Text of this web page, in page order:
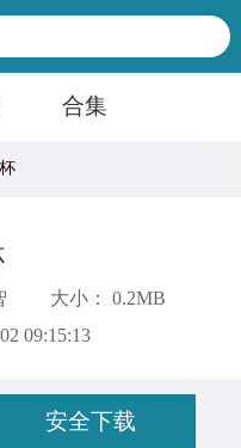
合集
大小： 0.2MB
09:15:13
安全下载